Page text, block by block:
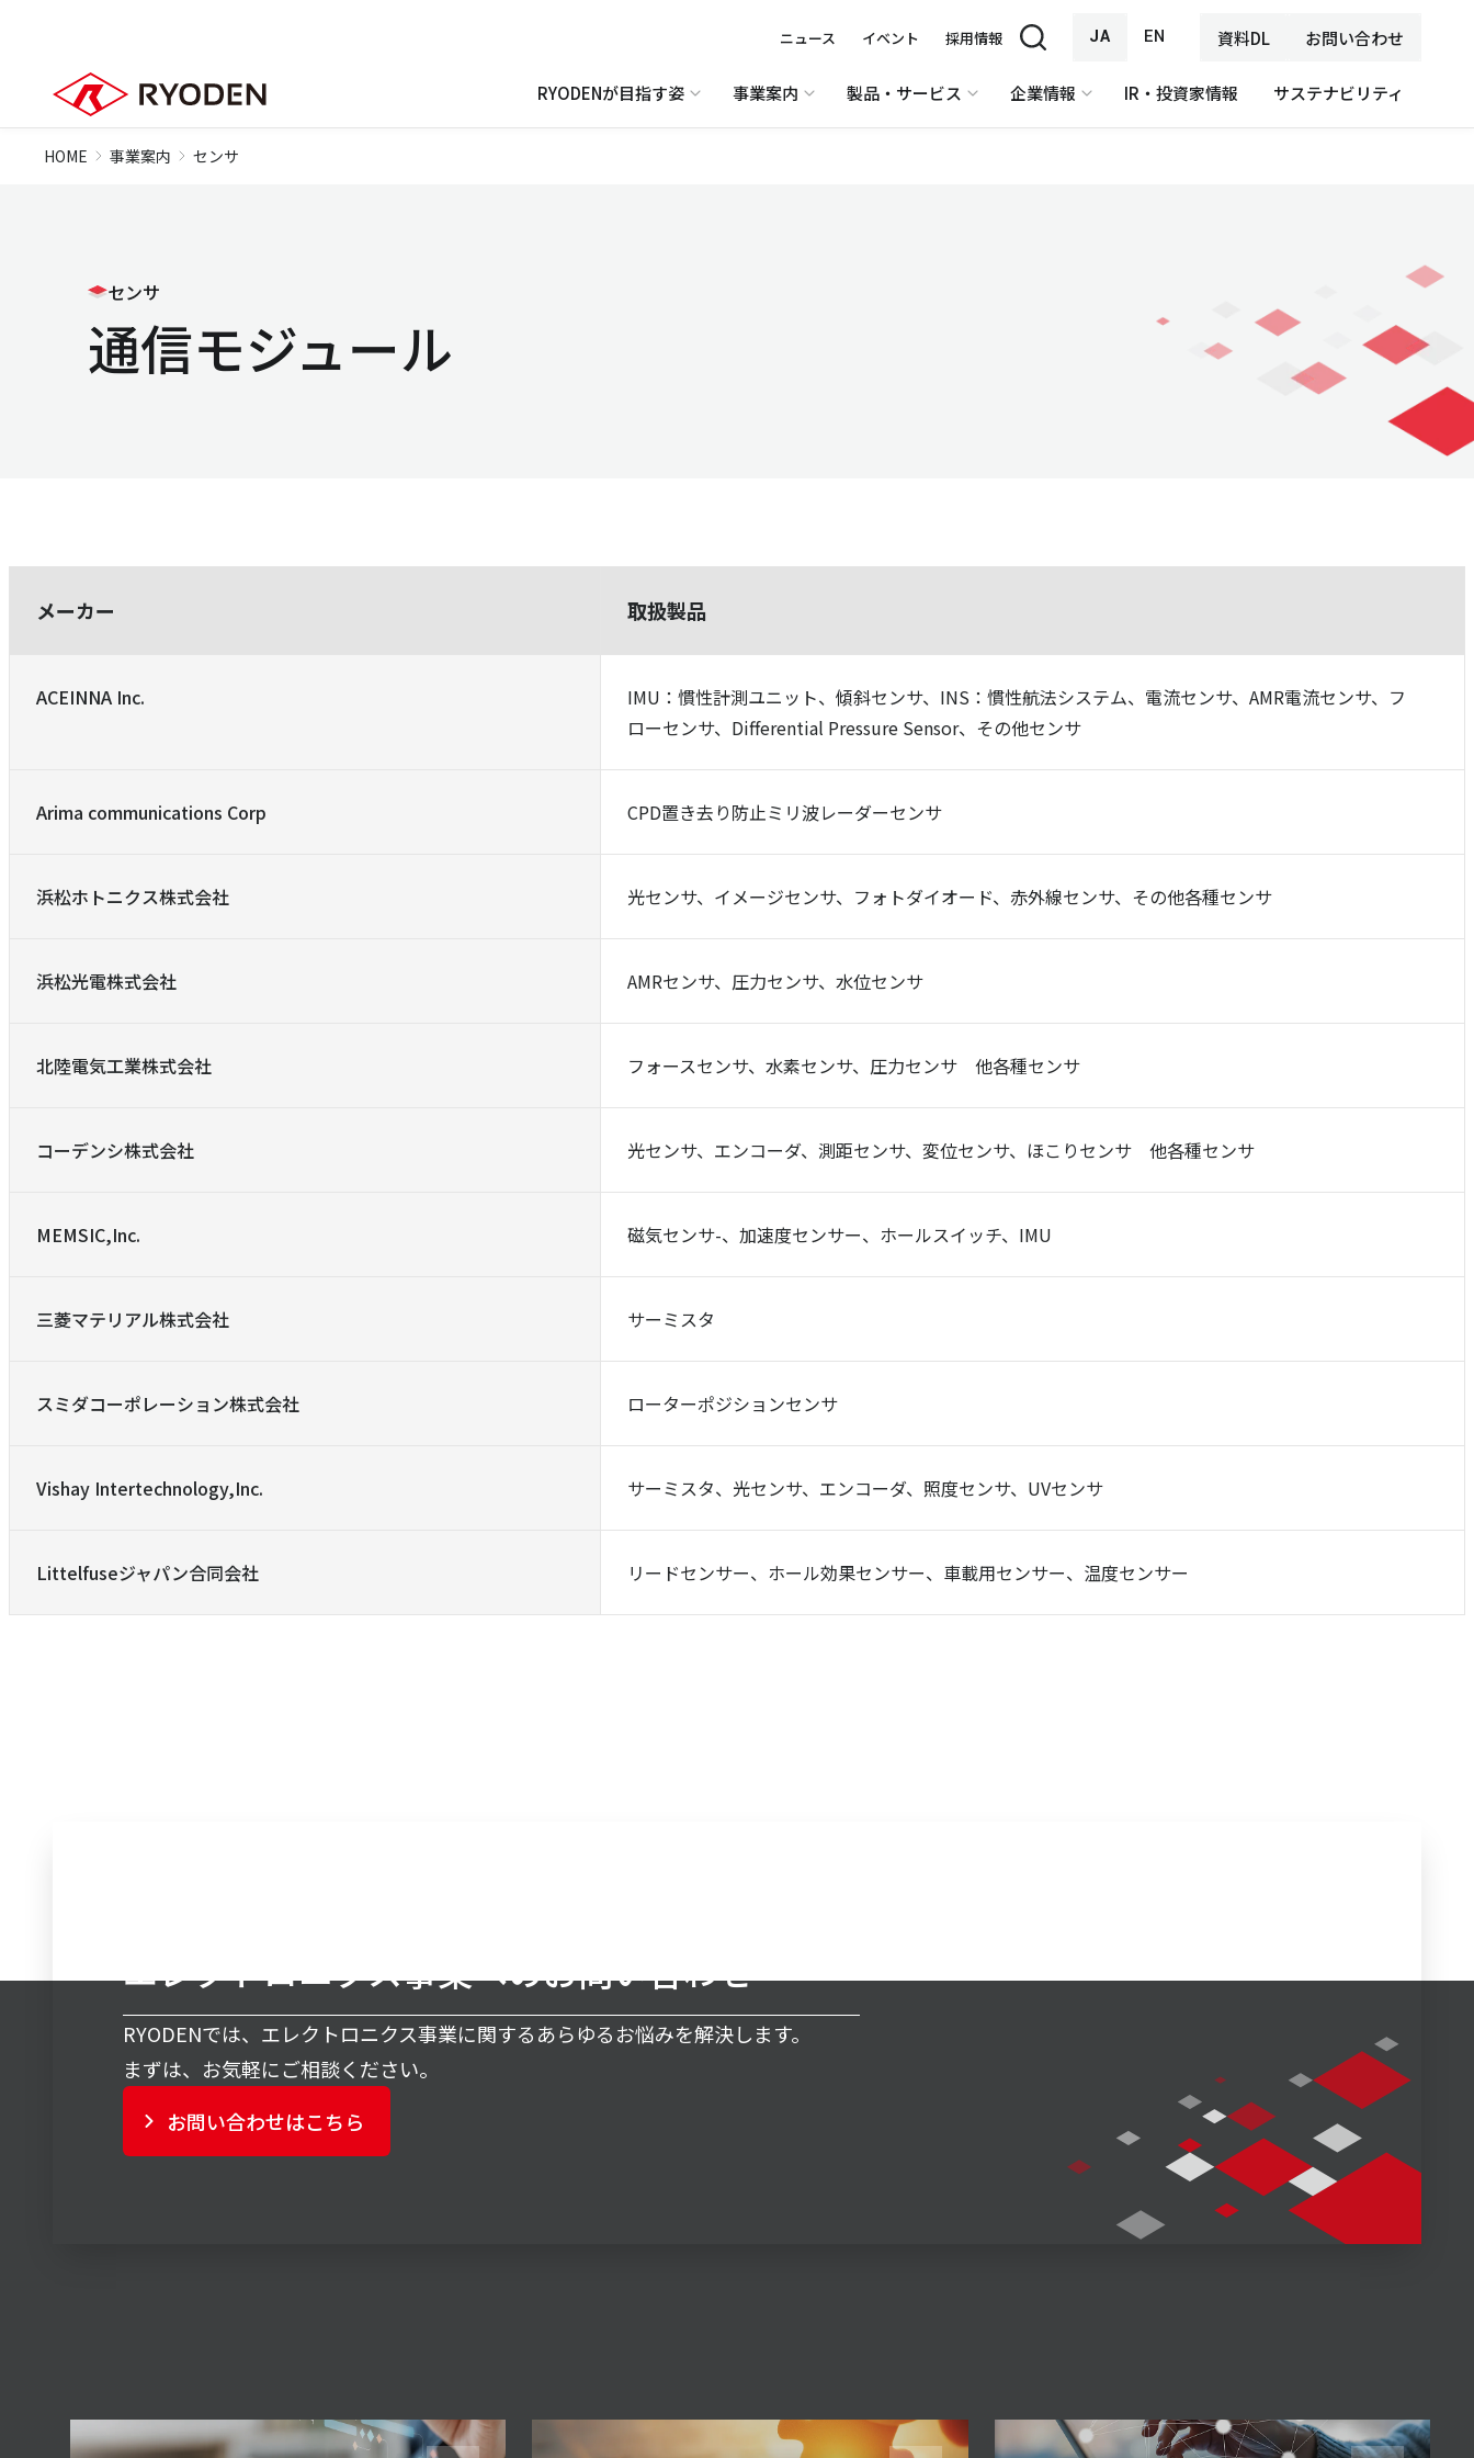
ニュース イベント 採用情報 JA EN 資料DL お問い合わせ
RYODENが目指す姿 事業案内 製品・サービス 企業情報 IR・投資家情報 サステナビリティ
HOME 事業案内 センサ
センサ
通信モジュール
メーカー 取扱製品
ACEINNA Inc.
IMU：慣性計測ユニット、傾斜センサ、INS：慣性航法システム、電流センサ、AMR電流センサ、フ
ローセンサ、Differential Pressure Sensor、その他センサ
Arima communications Corp CPD置き去り防止ミリ波レーダーセンサ
浜松ホトニクス株式会社 光センサ、イメージセンサ、フォトダイオード、赤外線センサ、その他各種センサ
浜松光電株式会社 AMRセンサ、圧力センサ、水位センサ
北陸電気工業株式会社 フォースセンサ、水素センサ、圧力センサ 他各種センサ
コーデンシ株式会社 光センサ、エンコーダ、測距センサ、変位センサ、ほこりセンサ 他各種センサ
MEMSIC,Inc. 磁気センサ-、加速度センサー、ホールスイッチ、IMU
三菱マテリアル株式会社 サーミスタ
スミダコーポレーション株式会社 ローターポジションセンサ
Vishay Intertechnology,Inc. サーミスタ、光センサ、エンコーダ、照度センサ、UVセンサ
Littelfuseジャパン合同会社 リードセンサー、ホール効果センサー、車載用センサー、温度センサー
エレクトロニクス事業へのお問い合わせ
RYODENでは、エレクトロニクス事業に関するあらゆるお悩みを解決します。
まずは、お気軽にご相談ください。
お問い合わせはこちら